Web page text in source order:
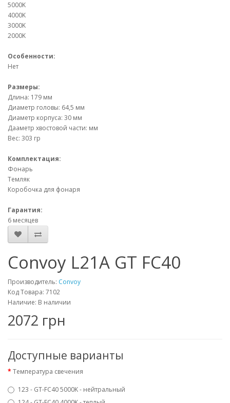
5000K
4000K
3000K
2000K
Особенности:
Нет
Размеры:
Длина: 179 мм
Диаметр головы: 64,5 мм
Диаметр корпуса: 30 мм
Дааметр хвостовой части: мм
Вес: 303 гр
Комплектация:
Фонарь
Темляк
Коробочка для фонаря
Гарантия:
6 месяцев
Convoy L21A GT FC40
Производитель: Convoy
Код Товара: 7102
Наличие: В наличии
2072 грн
Доступные варианты
Температура свечения
123 - GT-FC40 5000K - нейтральный